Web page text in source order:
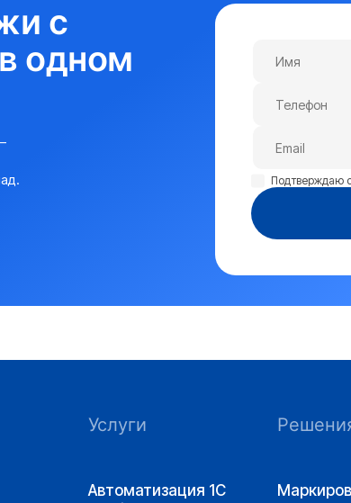
с
одном
Подтверждаю
Услуги
Автоматизация 1С